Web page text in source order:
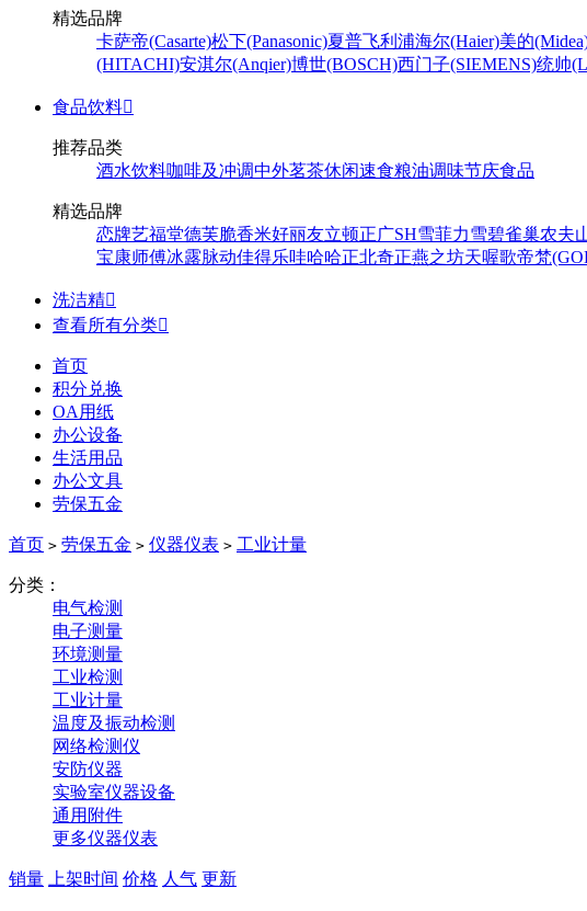
精选品牌
卡萨帝(Casarte)松下(Panasonic)夏普飞利浦海尔(Haier)美的
(HITACHI)安淇尔(Anqier)博世(BOSCH)西门子(SIEMENS)统帅
食品饮料
推荐品类
酒水饮料咖啡及冲调中外茗茶休闲速食粮油调味节庆食品
精选品牌
恋牌艺福堂德芙脆香米好丽友立顿正广SH雪菲力雪碧雀巢农夫
宝康师傅冰露脉动佳得乐哇哈哈正北奇正燕之坊天喔歌帝梵
洗洁精
查看所有分类
首页
积分兑换
OA用纸
办公设备
生活用品
办公文具
劳保五金
首页 > 劳保五金 > 仪器仪表 > 工业计量
分类：
电气检测
电子测量
环境测量
工业检测
工业计量
温度及振动检测
网络检测仪
安防仪器
实验室仪器设备
通用附件
更多仪器仪表
销量 上架时间 价格 人气 更新